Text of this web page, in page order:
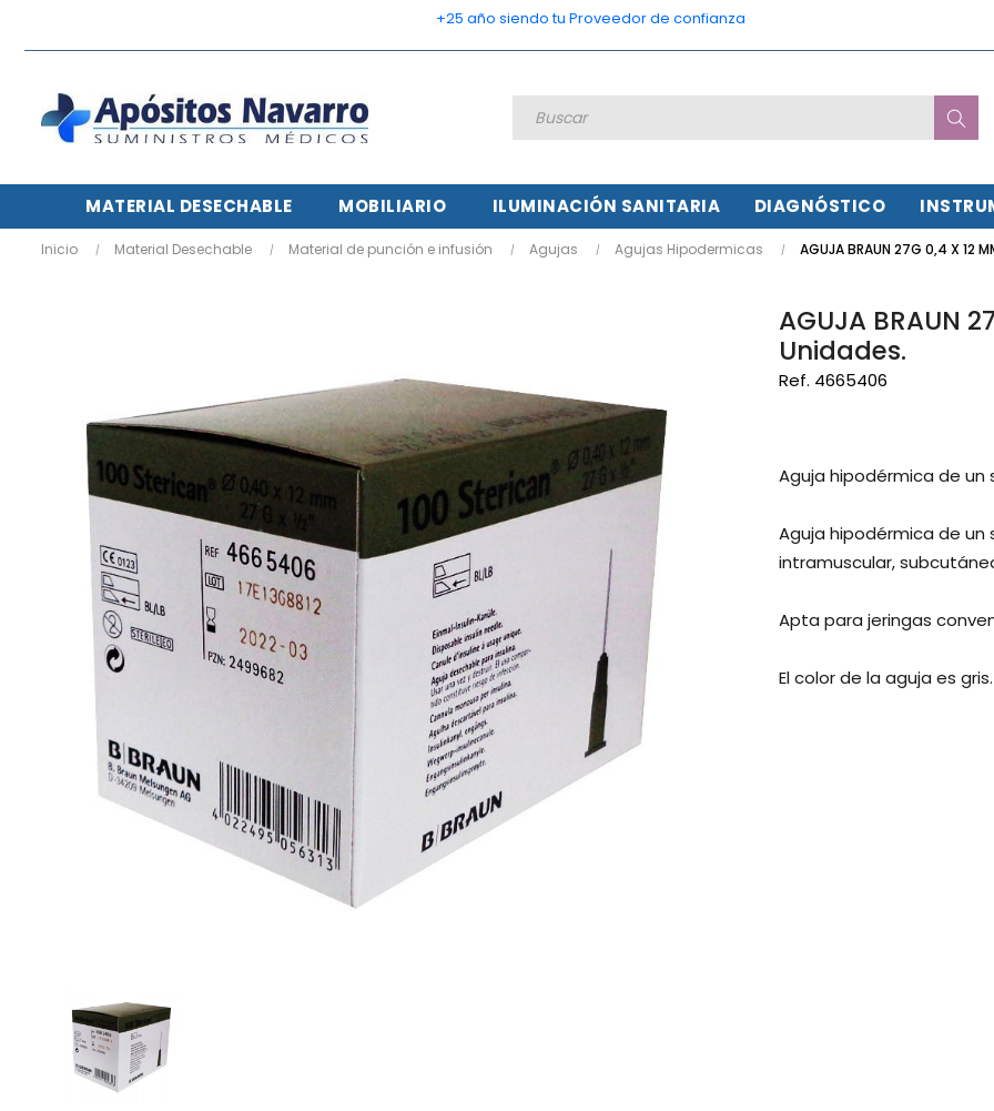
    +25 año siendo tu Proveedor de confianza
MATERIAL DESECHABLE MOBILIARIO ILUMINACIÓN SANITARIA DIAGNÓSTICO
Inicio Material Desechable Material de punción e infusión Agujas Agujas Hipodermicas AGUJA BRAUN 27G 0,4 X 12
AGUJA BRAUN
Unidades.
Ref. 4665406
Aguja hipodérmica de un
Aguja hipodérmica de un
intramuscular,
Apta para jeringas
El color de la aguja es